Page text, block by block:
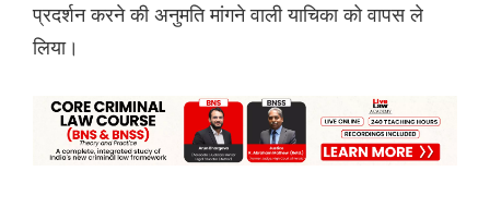
प्रदर्शन करने की अनुमति मांगने वाली याचिका को वापस ले
लिया।